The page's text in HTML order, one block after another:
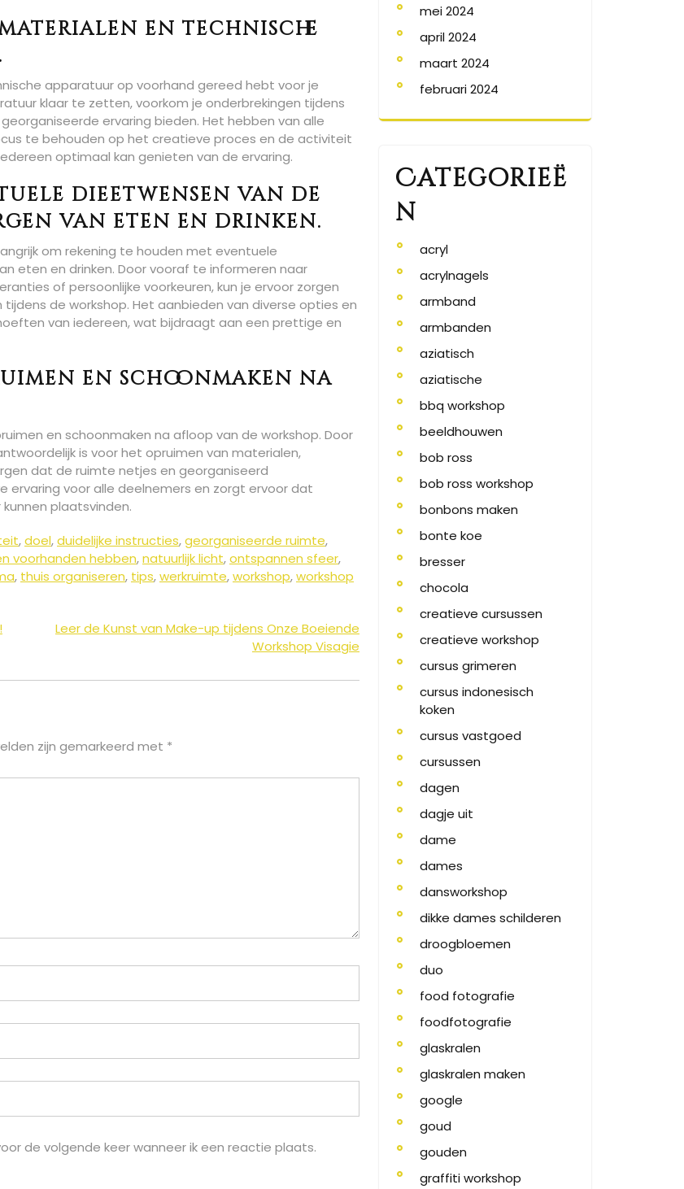
en technische
apparatuur op voorhand gereed hebt voor je
klaar te zetten, voorkom je onderbrekingen tijdens
ervaring bieden. Het hebben van alle
te behouden op het creatieve proces en de activiteit
optimaal kan genieten van de ervaring.
dieetwensen van de
van eten en drinken.
om rekening te houden met eventuele
eten en drinken. Door vooraf te informeren naar
of persoonlijke voorkeuren, kun je ervoor zorgen
de workshop. Het aanbieden van diverse opties en
van iedereen, wat bijdraagt aan een prettige en
en schoonmaken na
en schoonmaken na afloop van de workshop. Door
is voor het opruimen van materialen,
dat de ruimte netjes en georganiseerd
voor alle deelnemers en zorgt ervoor dat
plaatsvinden.
,doel,duidelijke instructies,georganiseerde ruimte,
voorhanden hebben,natuurlijk licht,ontspannen sfeer,
, thuis organiseren, tips,werkruimte,workshop,workshop
Leer de Kunst van Make-up tijdens Onze Boeiende
Workshop Visagie
zijn gemarkeerd met *
de volgende keer wanneer ik een reactie plaats.
mei 2024
april 2024
maart 2024
februari 2024
Categorieë
n
acryl
acrylnagels
armband
armbanden
aziatisch
aziatische
bbq workshop
beeldhouwen
bob ross
bob ross workshop
bonbons maken
bonte koe
bresser
chocola
creatieve cursussen
creatieve workshop
cursus grimeren
cursus indonesisch
koken
cursus vastgoed
cursussen
dagen
dagje uit
dame
dames
dansworkshop
dikke dames schilderen
droogbloemen
duo
food fotografie
foodfotografie
glaskralen
glaskralen maken
google
goud
gouden
graffiti workshop